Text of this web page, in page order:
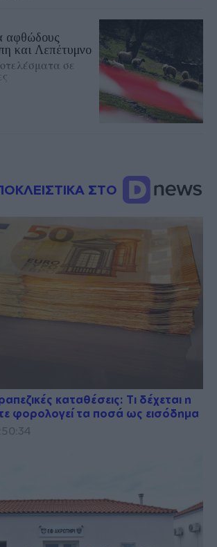
αφθώδους
και Λεπέτυμνο
σε
ΣΤΟ
καταθέσεις: Τι δέχεται η
φορολογεί τα ποσά ως εισόδημα